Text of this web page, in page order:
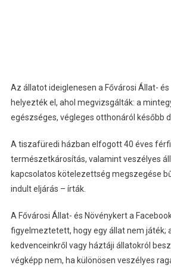
Az állatot ideiglenesen a Fővárosi Állat-
helyezték el, ahol megvizsgálták: a
egészséges, végleges otthonáról később
A tiszafüredi házban elfogott 40 éves
természetkárosítás, valamint veszélyes
kapcsolatos kötelezettség megszegése
indult eljárás – írták.
A Fővárosi Állat- és Növénykert a
figyelmeztetett, hogy egy állat nem játék;
kedvenceinkről vagy háztáji állatokról
végképp nem, ha különösen veszélyes